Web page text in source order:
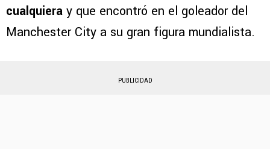
cualquiera y que encontró en el goleador del
Manchester City a su gran figura mundialista.
PUBLICIDAD